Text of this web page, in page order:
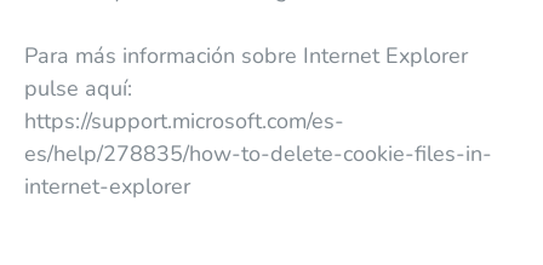
Para más información sobre Internet Explorer
pulse aquí:
https://support.microsoft.com/es-
es/help/278835/how-to-delete-cookie-files-in-
internet-explorer